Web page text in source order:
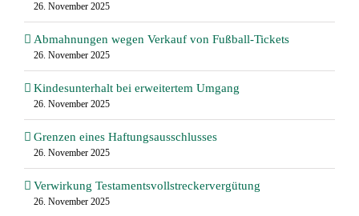
26. November 2025
Abmahnungen wegen Verkauf von Fußball-Tickets
26. November 2025
Kindesunterhalt bei erweitertem Umgang
26. November 2025
Grenzen eines Haftungsausschlusses
26. November 2025
Verwirkung Testamentsvollstreckervergütung
26. November 2025